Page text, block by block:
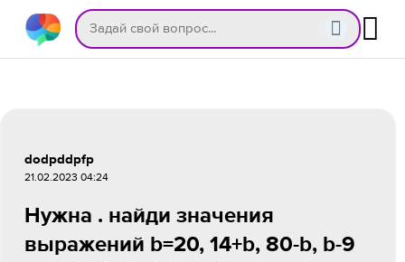
dodpddpfp
21.02.2023 04:24
Нужна . найди значения
выражений b=20, 14+b, 80-b, b-9